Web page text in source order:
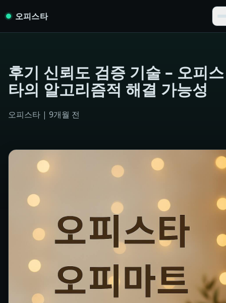
오피스타
후기 신뢰도 검증 기술 – 오피스
타의 알고리즘적 해결 가능성
오피스타 | 9개월 전